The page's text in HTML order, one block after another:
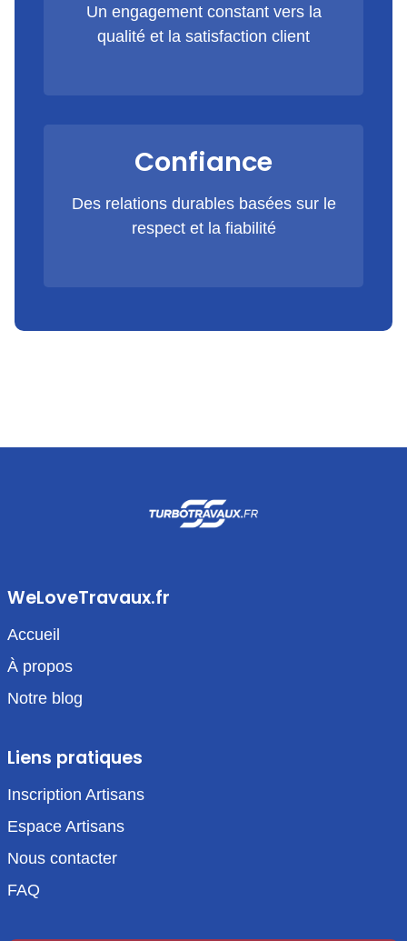
Un engagement constant vers la
qualité et la satisfaction client
Confiance
Des relations durables basées sur le
respect et la fiabilité
WeLoveTravaux.fr
Accueil
À propos
Notre blog
Liens pratiques
Inscription Artisans
Espace Artisans
Nous contacter
FAQ